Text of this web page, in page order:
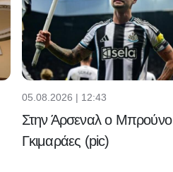
05.08.2026 | 12:43
Στην Άρσεναλ ο Μπρούνο
Γκιμαράες (pic)